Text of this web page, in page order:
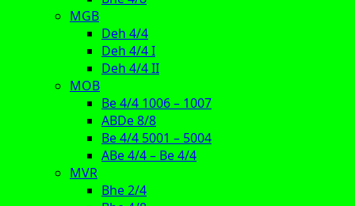
MGB
Deh 4/4
Deh 4/4 I
Deh 4/4 II
MOB
Be 4/4 1006 – 1007
ABDe 8/8
Be 4/4 5001 – 5004
ABe 4/4 – Be 4/4
MVR
Bhe 2/4